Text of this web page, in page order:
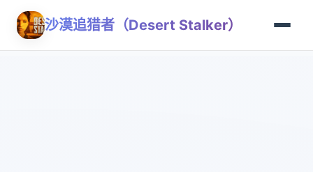
沙漠追猎者（Desert Stalker）